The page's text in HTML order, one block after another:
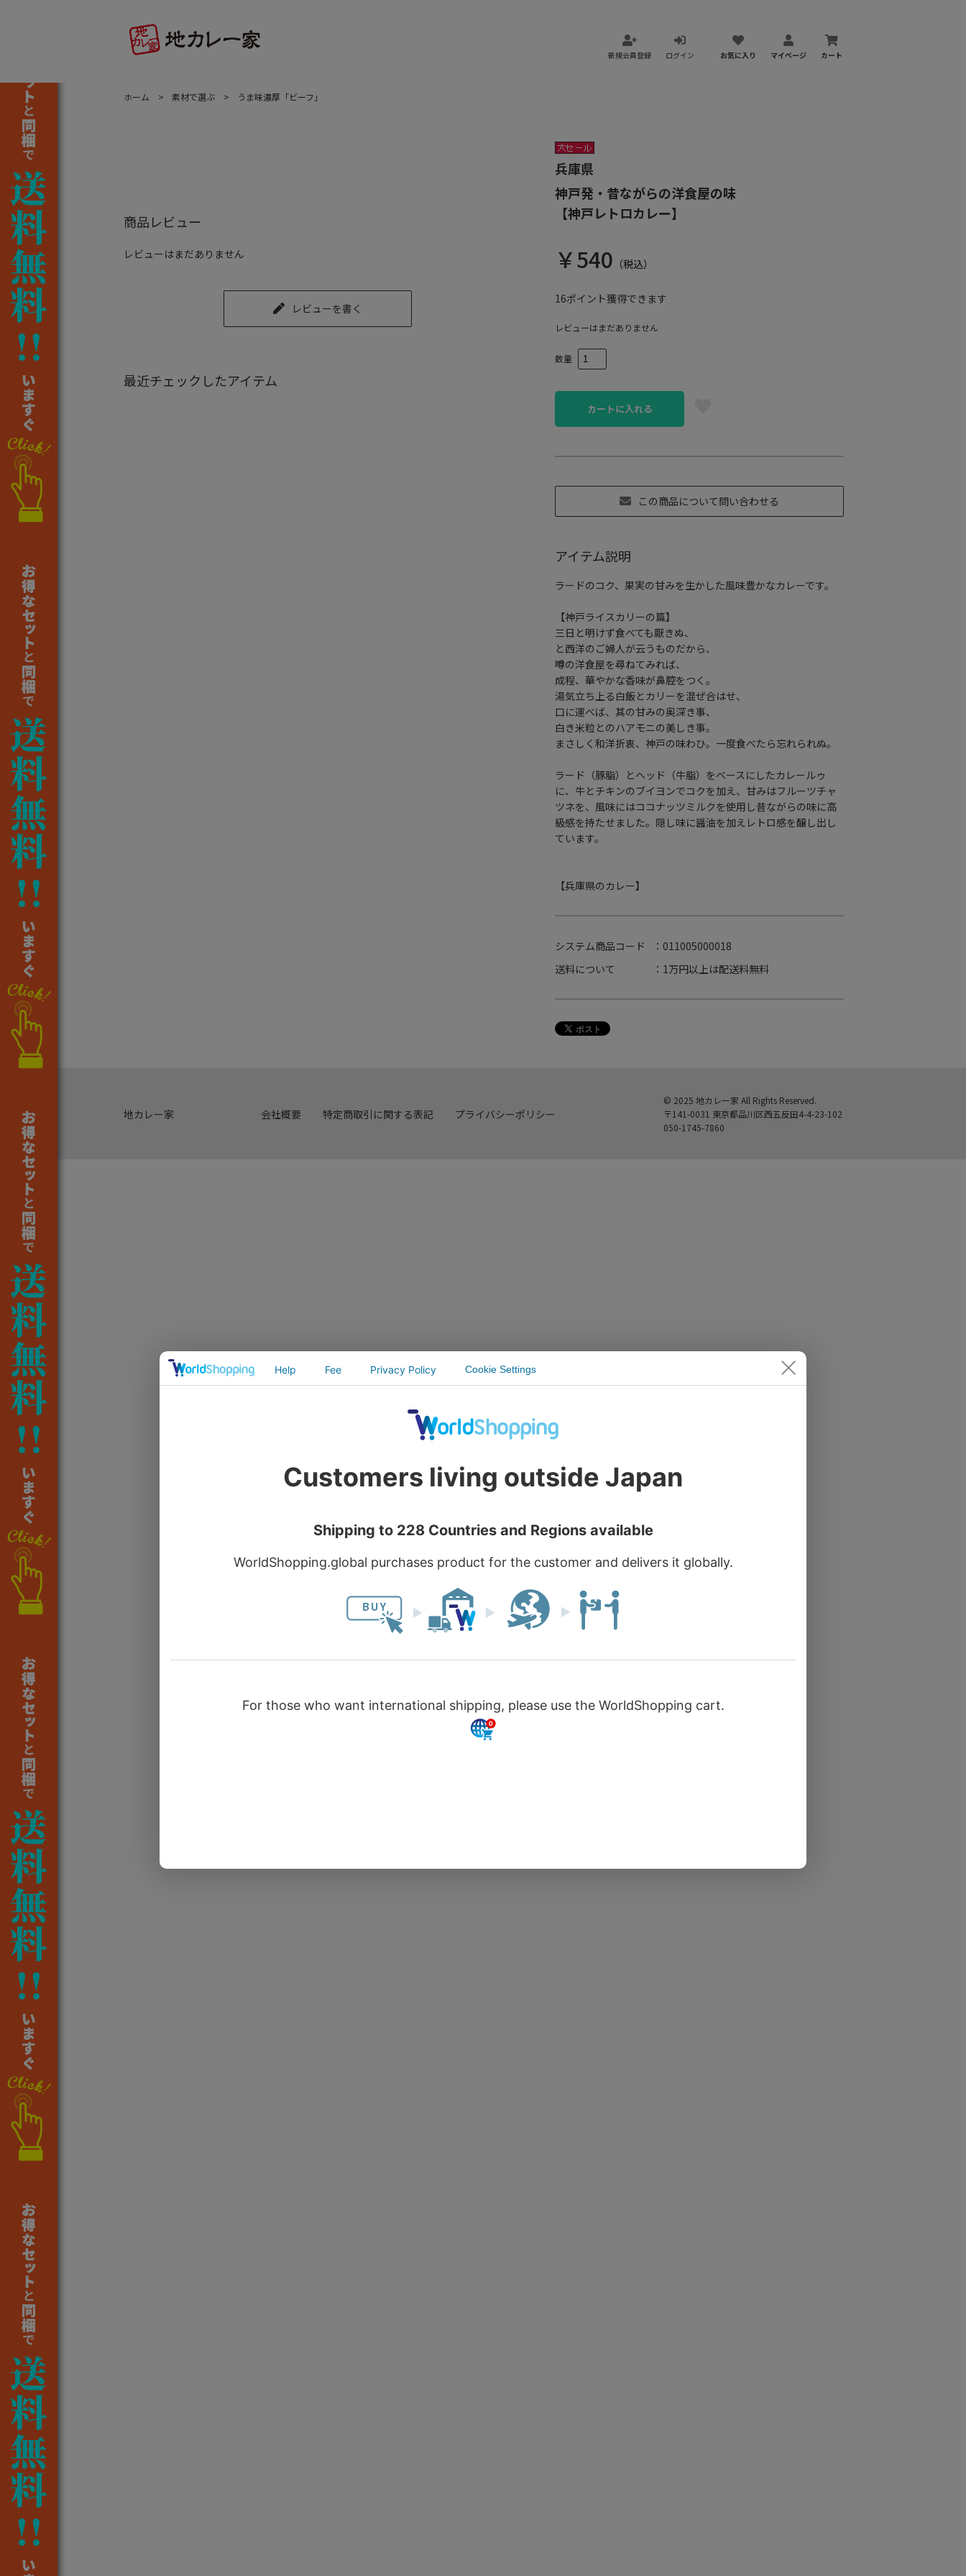
新規会員登録 ログイン お気に入り マイページ カート
ホーム 素材で選ぶ うま味濃厚「ビーフ」
兵庫県
神戸発・昔ながらの洋食屋の味
【神戸レトロカレー】
￥540 （税込）
16ポイント獲得できます
レビューはまだありません
数量
カートに入れる
この商品について問い合わせる
アイテム説明
ラードのコク、果実の甘みを生かした風味豊かなカレーです。
【神戸ライスカリーの篇】
三日と明けず食べても厭きぬ、
と西洋のご婦人が云うものだから、
噂の洋食屋を尋ねてみれば、
成程、華やかな香味が鼻腔をつく。
湯気立ち上る白飯とカリーを混ぜ合はせ、
口に運べば、其の甘みの奥深き事、
白き米粒とのハアモニの美しき事。
まさしく和洋折衷、神戸の味わひ。一度食べたら忘れられぬ。
ラード（豚脂）とヘッド（牛脂）をベースにしたカレールゥ
に、牛とチキンのブイヨンでコクを加え、甘みはフルーツチャ
ツネを、風味にはココナッツミルクを使用し昔ながらの味に高
級感を持たせました。隠し味に醤油を加えレトロ感を醸し出し
ています。
【兵庫県のカレー】
システム商品コード
：011005000018
送料について
：1万円以上は配送料無料
商品レビュー
レビューはまだありません
レビューを書く
最近チェックしたアイテム
地カレー家 会社概要 特定商取引に関する表記 プライバシーポリシー
© 2025 地カレー家 All Rights Reserved.
〒141-0031 東京都品川区西五反田4-4-23-102
050-1745-7860